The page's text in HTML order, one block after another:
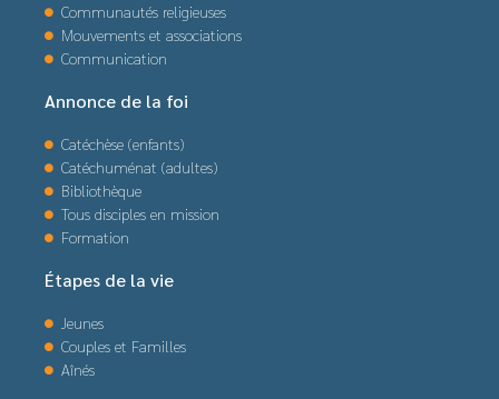
Communautés religieuses
Mouvements et associations
Communication
Annonce de la foi
Catéchèse (enfants)
Catéchuménat (adultes)
Bibliothèque
Tous disciples en mission
Formation
Étapes de la vie
Jeunes
Couples et Familles
Aînés